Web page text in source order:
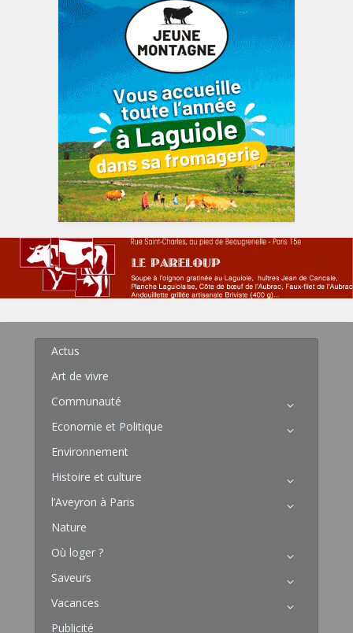
Actus
Art de vivre
Communauté
Economie et Politique
Environnement
Histoire et culture
l’Aveyron à Paris
Nature
Où loger ?
Saveurs
Vacances
Publicité